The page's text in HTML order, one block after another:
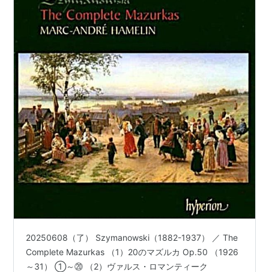
20250608（了） Szymanowski（1882-1937） ／ The
Complete Mazurkas （1）20のマズルカ Op.50 （1926
～31） ①～⑳ （2）ヴァルス・ロマンティーク